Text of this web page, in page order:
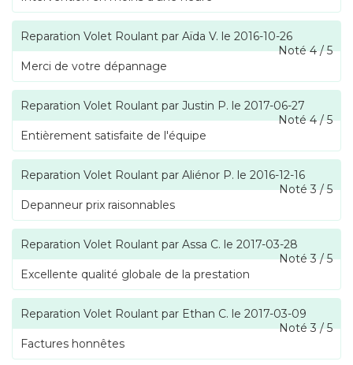
Reparation Volet Roulant par Aïda V. le 2016-10-26
Noté4/5
Merci de votre dépannage
Reparation Volet Roulant par Justin P. le 2017-06-27
Noté4/5
Entièrement satisfaite de l'équipe
Reparation Volet Roulant par Aliénor P. le 2016-12-16
Noté3/5
Depanneur prix raisonnables
Reparation Volet Roulant par Assa C. le 2017-03-28
Noté3/5
Excellente qualité globale de la prestation
Reparation Volet Roulant par Ethan C. le 2017-03-09
Noté3/5
Factures honnêtes